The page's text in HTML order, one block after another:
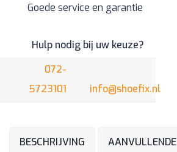
Goede service en garantie
Hulp nodig bij uw keuze?
072-
5723101
info@shoefix.nl
BESCHRIJVING